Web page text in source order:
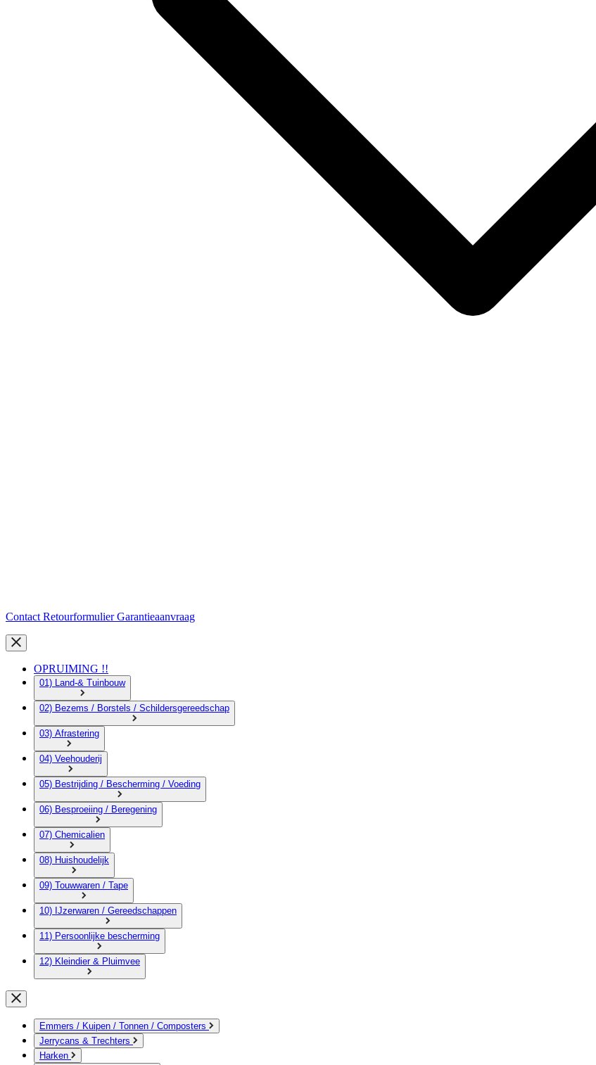
Contact RetourformulierGarantieaanvraag
OPRUIMING !!
01) Land-& Tuinbouw
02) Bezems / Borstels / Schildersgereedschap
03) Afrastering
04) Veehouderij
05) Bestrijding / Bescherming / Voeding
06) Besproeiing / Beregening
07) Chemicalien
08) Huishoudelijk
09) Touwwaren / Tape
10) IJzerwaren / Gereedschappen
11) Persoonlijke bescherming
12) Kleindier & Pluimvee
Emmers / Kuipen / Tonnen / Composters
Jerrycans & Trechters
Harken